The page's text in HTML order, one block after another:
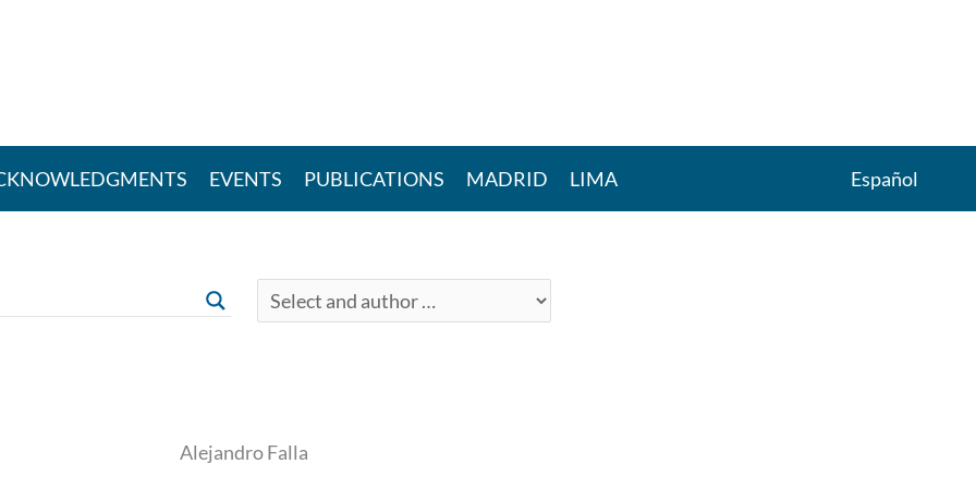
EVENTS PUBLICATIONS MADRID LIMA Español
Alejandro Falla